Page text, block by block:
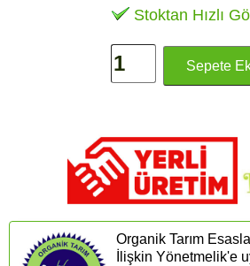
Stoktan Hızlı
Organik Tarım
İlişkin Yönetmelik'e